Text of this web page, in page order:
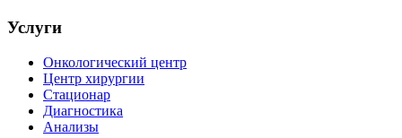
Услуги
Онкологический центр
Центр хирургии
Стационар
Диагностика
Анализы